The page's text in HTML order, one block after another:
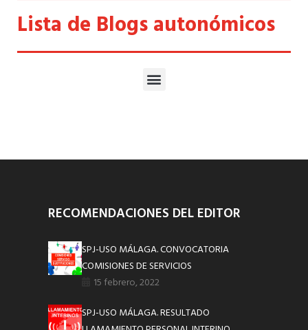
Lista de Blogs autonómicos
RECOMENDACIONES DEL EDITOR
SPJ-USO MÁLAGA. CONVOCATORIA
COMISIONES DE SERVICIOS
15 febrero, 2022
SPJ-USO MÁLAGA. RESULTADO